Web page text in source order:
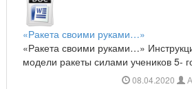
«Ракета своими руками…»
«Ракета своими руками…»
модели ракеты силами учеников 5-
08.04.2020